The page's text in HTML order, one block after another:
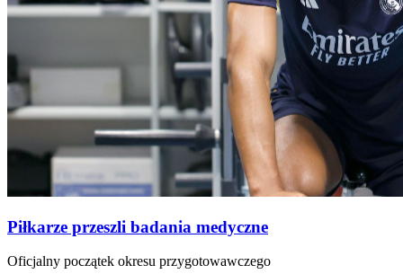
Piłkarze przeszli badania medyczne
Oficjalny początek okresu przygotowawczego